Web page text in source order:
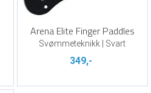
Arena Elite Finger Paddles
Svømmeteknikk | Svart
349,-